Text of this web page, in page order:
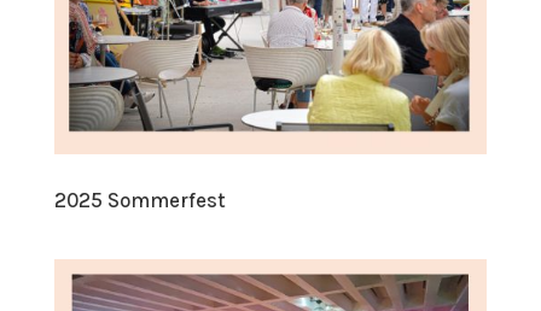
2025 Sommerfest